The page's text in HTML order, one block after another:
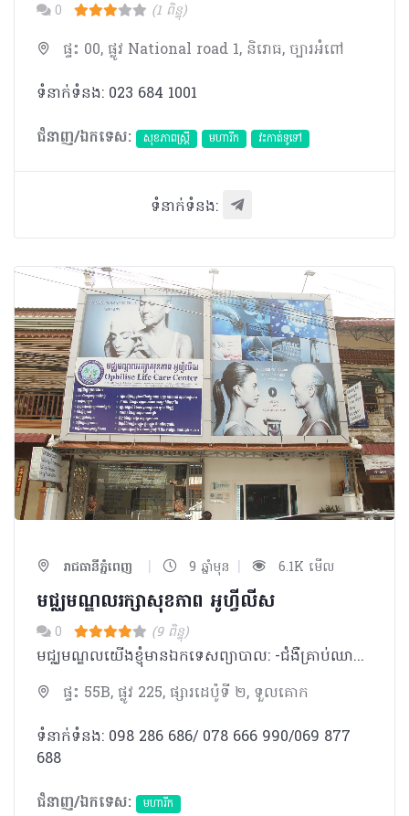
0 (1 ពិន្ទុ)
ផ្ទះ 00, ផ្លូវ National road 1, និរោធ, ច្បារអំពៅ
ទំនាក់ទំនង: 023 684 1001
ជំនាញ/ឯកទេស:
សុខភាពស្រ្តី មហារីក​ វះកាត់ទូទៅ
ទំនាក់ទំនង:
រាជធានីភ្នំពេញ | 9 ឆ្នាំមុន | 6.1K មើល
មជ្ឈមណ្ឌលរក្សាសុខភាព អូហ្វីលីស
0 (9 ពិន្ទុ)
មជ្ឈមណ្ឌល​យើងខ្ញុំមានឯកទេសព្យាបាល: -ជំងឺគ្រាប់ឈាម និង ជំងឺ​មហារីក -ប្រើកោសិកាជួសជុលសរីរាង្គមនុស្ស​ (Stem Cells Therapy) ដូចជា: . ឈឺសន្លាក់រ៉ាំរ៉ៃ របួសឆ្អឹង​ របួសសន្លាក់ ​ . របួសសសៃប្រសាទខួរឆ្អឹងខ្នង . ភ្លេចការចងចាំ ចាស់វង្វេង . ជំងឺអូទីសឹម​ ខួរក្បាលក្មេងលូតលាស់យឺត . ជំងឺទឹកនោមផ្អែម ដំបៅយូរជា​ . ក្រិនថ្លើម . ស្តារសម្រស់ និងមុខងារប្រដាប់ភេទស្ត្រី . អសមត្ថភាពផ្លូវភេទ (O-Shot for women and P-Shot for men) . បំបាត់ស្បែកសង្វារ . វិបត្តិអត់កូន -និងមានព្យាបាលដោយ: .​ឧស្ម័នអុកស៊ីហ្សែនកំហាប់ខ្ពស់ (Hyperbaric Oxygen Therapy) .​ឧស្ម័នអូហ្សូន​ (Ozonetherapy) .កាំរស្មីឡាស៊ែ (Laser Therapy)
ផ្ទះ 55B, ផ្លូវ 225, ផ្សារដេប៉ូទី ២, ទួលគោក
ទំនាក់ទំនង: 098 286 686/ 078 666 990/069 877
688
ជំនាញ/ឯកទេស:
មហារីក​